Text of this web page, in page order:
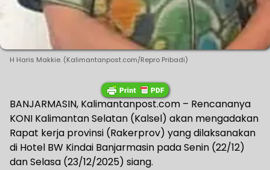
H Haris Makkie. (Kalimantanpost.com/Repro Pribadi)
BANJARMASIN, Kalimantanpost.com – Rencananya
KONI Kalimantan Selatan (Kalsel) akan mengadakan
Rapat kerja provinsi (Rakerprov) yang dilaksanakan
di Hotel BW Kindai Banjarmasin pada Senin (22/12)
dan Selasa (23/12/2025) siang.